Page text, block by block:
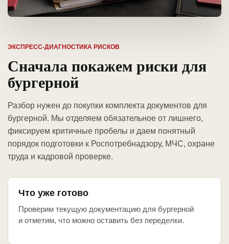
ЭКСПРЕСС-ДИАГНОСТИКА РИСКОВ
Сначала покажем риски для
бургерной
Разбор нужен до покупки комплекта документов для
бургерной. Мы отделяем обязательное от лишнего,
фиксируем критичные пробелы и даем понятный
порядок подготовки к Роспотребнадзору, МЧС, охране
труда и кадровой проверке.
Что уже готово
Проверим текущую документацию для бургерной
и отметим, что можно оставить без переделки.